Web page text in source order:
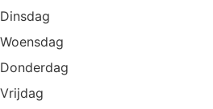
Dinsdag
Woensdag
Donderdag
Vrijdag